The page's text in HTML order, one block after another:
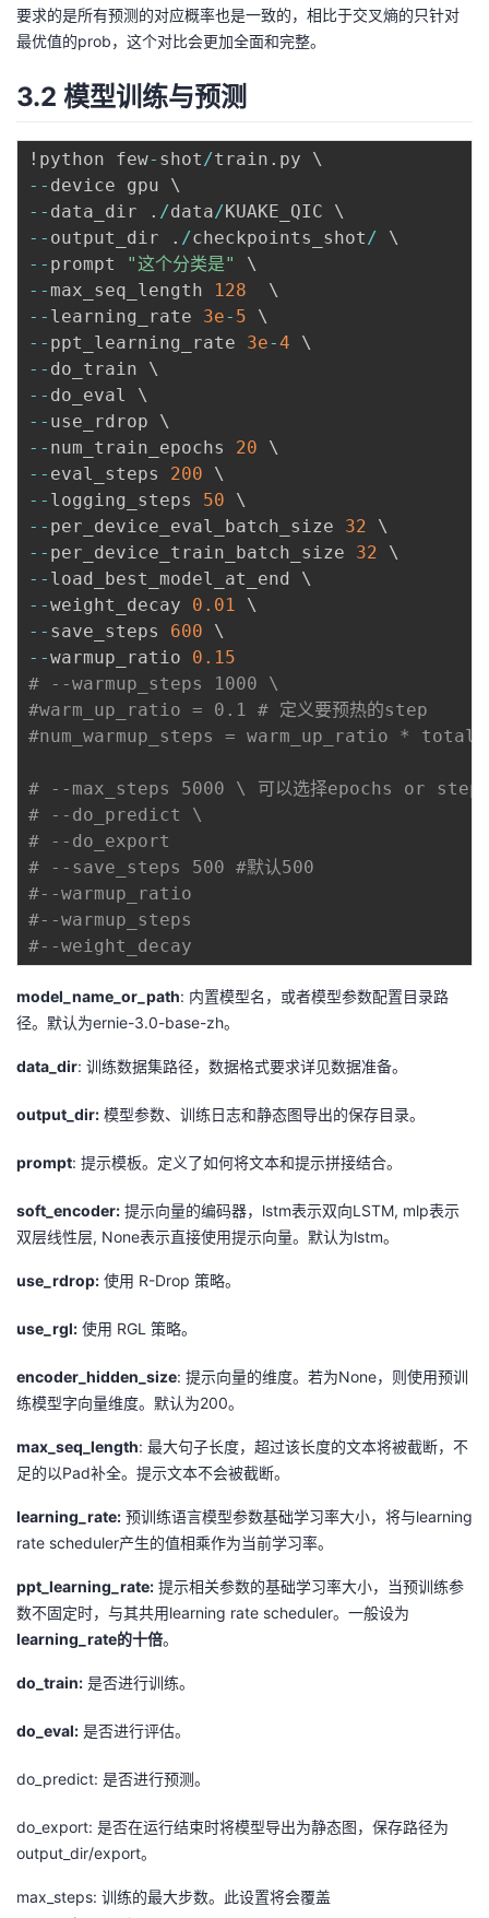
要求的是所有预测的对应概率也是一致的，相比于交叉熵的只针对
最优值的prob，这个对比会更加全面和完整。
3.2 模型训练与预测
!python few- shot/train .
- -
- - data_dir . /data/
- - output_dir . /checkpoints_shot/
- - prompt "这个分类是"
- - max_seq_length 128
- - learning_rate 3e- 5
- - ppt_learning_rate 3e-4
- -
- -
- -
- - num_train_epochs 20
- - eval_steps 200
- - logging_steps 50
- - per_device_eval_batch_size 32
- - per_device_train_batch_size 32
- -
- -weight_decay 0.01
- - save_steps 600
- -warmup_ratio 0.15
# --warmup_steps 1000 \
#warm_up_ratio = 0.1 # 定义要预热的step
#num_warmup_steps = warm_up_ratio *
# --max_steps 5000 \ 可以选择epochs or
# --do_predict \
# --do_export
# --save_steps 500 #默认500
#--warmup_ratio
#--warmup_steps
#--weight_decay
model_name_or_path: 内置模型名，或者模型参数配置目录路
径。默认为ernie-3.0-base-zh。
data_dir: 训练数据集路径，数据格式要求详见数据准备。
output_dir: 模型参数、训练日志和静态图导出的保存目录。
prompt: 提示模板。定义了如何将文本和提示拼接结合。
soft_encoder: 提示向量的编码器，lstm表示双向LSTM, mlp表示
双层线性层, None表示直接使用提示向量。默认为lstm。
use_rdrop: 使用 R-Drop 策略。
use_rgl: 使用 RGL 策略。
encoder_hidden_size: 提示向量的维度。若为None，则使用预训
练模型字向量维度。默认为200。
max_seq_length: 最大句子长度，超过该长度的文本将被截断，不
足的以Pad补全。提示文本不会被截断。
learning_rate: 预训练语言模型参数基础学习率大小，将与learning
rate scheduler产生的值相乘作为当前学习率。
ppt_learning_rate: 提示相关参数的基础学习率大小，当预训练参
数不固定时，与其共用learning rate scheduler。一般设为
learning_rate的十倍。
do_train: 是否进行训练。
do_eval: 是否进行评估。
do_predict: 是否进行预测。
do_export: 是否在运行结束时将模型导出为静态图，保存路径为
output_dir/export。
max_steps: 训练的最大步数。此设置将会覆盖